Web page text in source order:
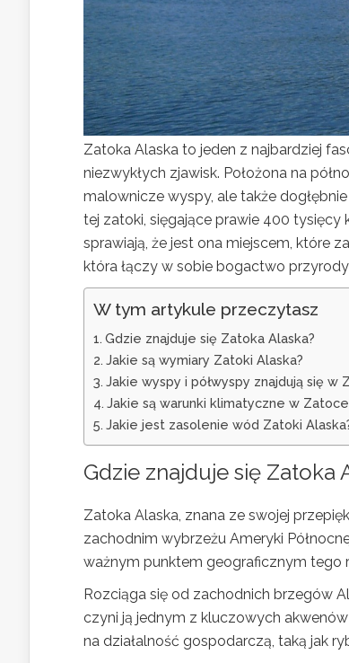
Zatoka Alaska to jeden z najbardziej
niezwykłych zjawisk. Położona na
malownicze wyspy, ale także
tej zatoki, sięgające prawie 400
sprawiają, że jest ona miejscem, które
która łączy w sobie bogactwo przyrody
W tym artykule przeczytasz
Gdzie znajduje się Zatoka Alaska?
Jakie są wymiary Zatoki Alaska?
Jakie wyspy i półwyspy znajdują się w
Jakie są warunki klimatyczne w Zatoce
Jakie jest zasolenie wód Zatoki
Gdzie znajduje się Zatoka
Zatoka Alaska, znana ze swojej
zachodnim wybrzeżu Ameryki
ważnym punktem geograficznym tego
Rozciąga się od zachodnich brzegów
czyni ją jednym z kluczowych
na działalność gospodarczą, taką jak